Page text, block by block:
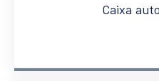
Caixa